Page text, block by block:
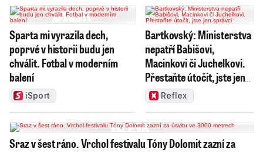
Sparta mi vyrazila dech,
poprvé v historii budu jen
chválit. Fotbal v moderním
balení
iSport
Bartkovský: Ministerstva
nepatří Babišovi,
Macinkovi či Juchelkovi.
Přestaňte útočit, jste jen
správci
Reflex
Sraz v šest ráno. Vrchol festivalu Tóny Dolomit zazní za